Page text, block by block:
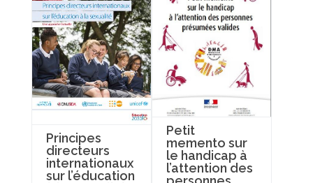
Principes
directeurs
internationaux
sur l’éducation
Petit
memento sur
le handicap à
l’attention des